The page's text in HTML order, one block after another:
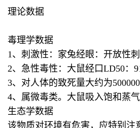
理论数据
毒理学数据
1、刺激性：家兔经眼：开放性
2、急性毒性：大鼠经口LD50：
3、对人体的致死量大约为
4、属微毒类。大鼠吸入饱和蒸气
生态学数据
该物质对环境有危害，应特别注